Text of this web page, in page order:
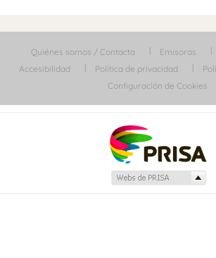
Quiénes somos / Contacta Emisoras
Accesibilidad
Política de privacidad
Configuración de Cookies